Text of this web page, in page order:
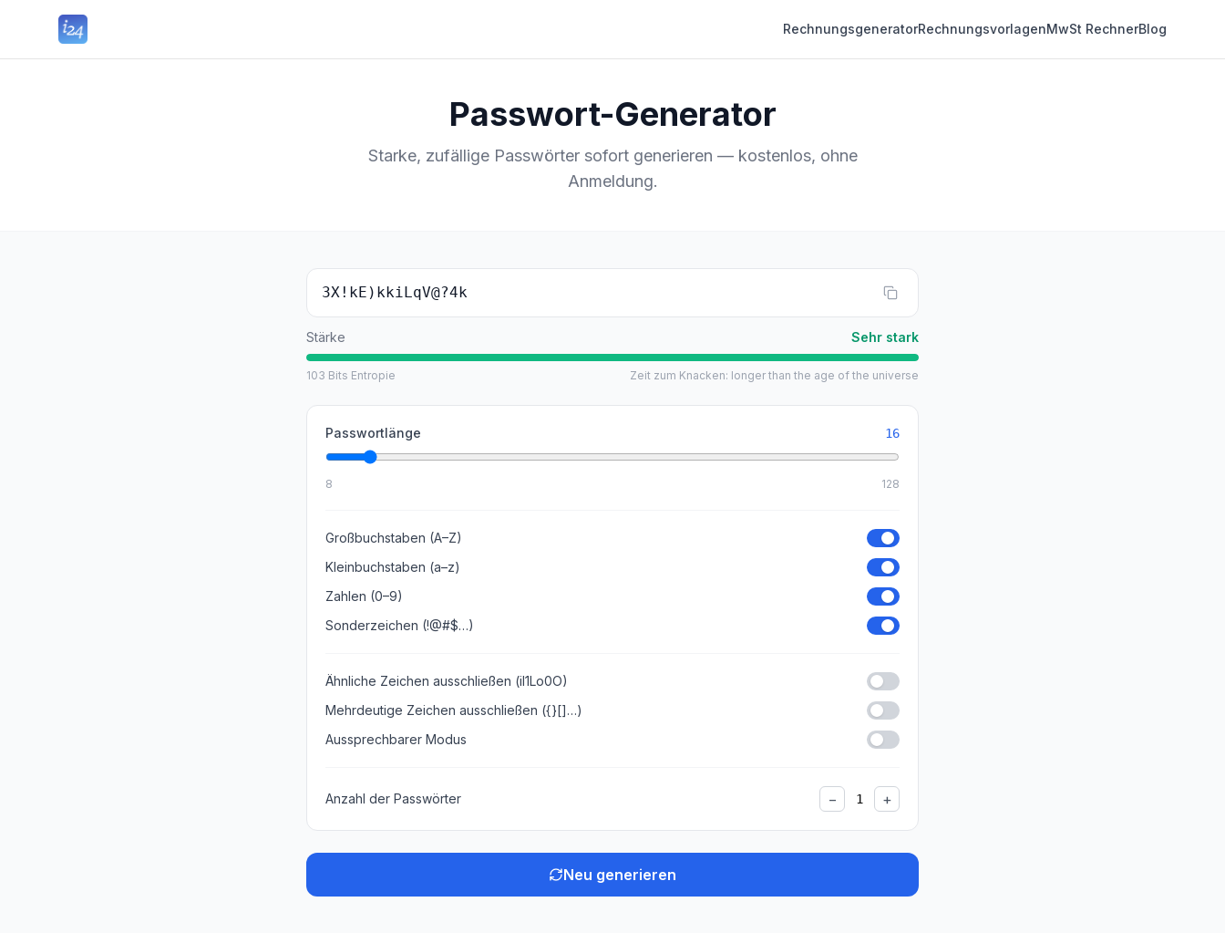
RechnungsgeneratorRechnungsvorlagenMwSt RechnerBlog
Passwort-Generator
Starke, zufällige Passwörter sofort generieren — kostenlos, ohne
Anmeldung.
3X!kE)kkiLqV@?4k
Stärke Sehr stark
103 Bits Entropie Zeit zum Knacken: longer than the age of the universe
Passwortlänge 16
8 128
Großbuchstaben (A–Z)
Kleinbuchstaben (a–z)
Zahlen (0–9)
Sonderzeichen (!@#$…)
Ähnliche Zeichen ausschließen (il1Lo0O)
Mehrdeutige Zeichen ausschließen ({}[]…)
Aussprechbarer Modus
Anzahl der Passwörter − 1 +
Neu generieren